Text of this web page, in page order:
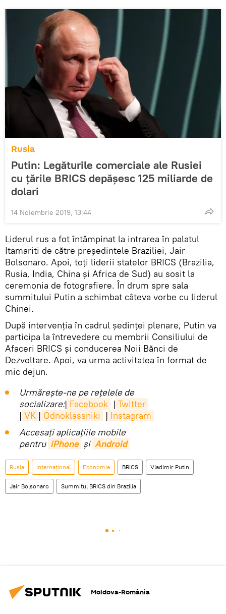
Rusia
Putin: Legăturile comerciale ale Rusiei
cu țările BRICS depășesc 125 miliarde de
dolari
14 Noiembrie 2019, 13:44
Liderul rus a fot întâmpinat la intrarea în palatul
Itamariti de către președintele Braziliei, Jair
Bolsonaro. Apoi, toți liderii statelor BRICS (Brazilia,
Rusia, India, China și Africa de Sud) au sosit la
ceremonia de fotografiere. În drum spre sala
summitului Putin a schimbat câteva vorbe cu liderul
Chinei.
După intervenția în cadrul ședinței plenare, Putin va
participa la întrevedere cu membrii Consiliului de
Afaceri BRICS și conducerea Noii Bănci de
Dezvoltare. Apoi, va urma activitatea în format de
mic dejun.
Urmărește-ne pe rețelele de
socializare:| Facebook | Twitter
| VK | Odnoklassniki | Instagram
Accesaţi aplicaţiile mobile
pentru iPhone și Android
Rusia Internaţional Economie BRICS Vladimir Putin
Jair Bolsonaro Summitul BRICS din Brazilia
Moldova-România